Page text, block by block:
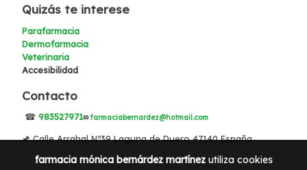
Quizás te interese
Parafarmacia
Dermofarmacia
Veterinaria
Accesibilidad
Contacto
☎ 983527971✉farmaciabernardez@hotmail.com
🖈 Calle Arrabal Nº39 Laguna de Duero 47140 España
farmacia mónica bernárdez martínezutiliza cookies